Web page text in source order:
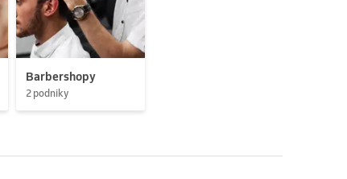
Barbershopy
2 podniky